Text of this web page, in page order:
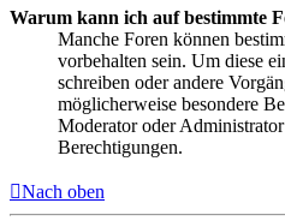
Warum kann ich auf bestimmte
Manche Foren können
vorbehalten sein. Um diese
schreiben oder andere
möglicherweise besondere
Moderator oder
Berechtigungen.
Nach oben